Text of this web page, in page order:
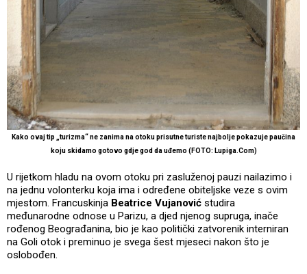
Kako ovaj tip „turizma“ ne zanima na otoku prisutne turiste najbolje pokazuje paučina
koju skidamo gotovo gdje god da uđemo (FOTO: Lupiga.Com)
U rijetkom hladu na ovom otoku pri zasluženoj pauzi nailazimo i
na jednu volonterku koja ima i određene obiteljske veze s ovim
mjestom. Francuskinja Beatrice Vujanović studira
međunarodne odnose u Parizu, a djed njenog supruga, inače
rođenog Beograđanina, bio je kao politički zatvorenik interniran
na Goli otok i preminuo je svega šest mjeseci nakon što je
oslobođen.